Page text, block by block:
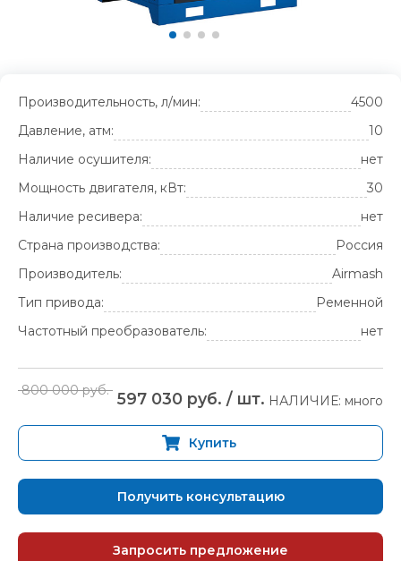
Производительность, л/мин:
4500
Давление, атм:
10
Наличие осушителя:
нет
Мощность двигателя, кВт:
30
Наличие ресивера:
нет
Страна производства:
Россия
Производитель:
Airmash
Тип привода:
Ременной
Частотный преобразователь:
нет
800 000 руб. 597 030 руб. / шт. НАЛИЧИЕ: много
Купить
Получить консультацию
Запросить предложение